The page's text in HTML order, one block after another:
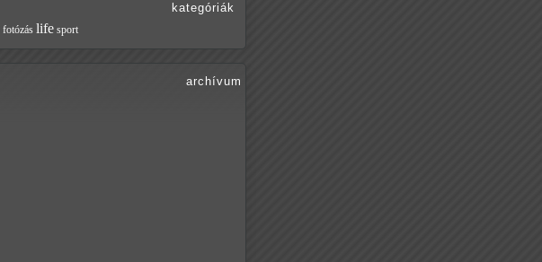
kategóriák
fotózás life sport
archívum